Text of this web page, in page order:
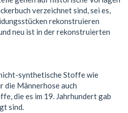
verzeichnet sind, sei es,
rekonstruieren
neu ist in der rekonstruierten
synthetische Stoffe wie
die Männerhose auch
die es im 19. Jahrhundert gab
sind.